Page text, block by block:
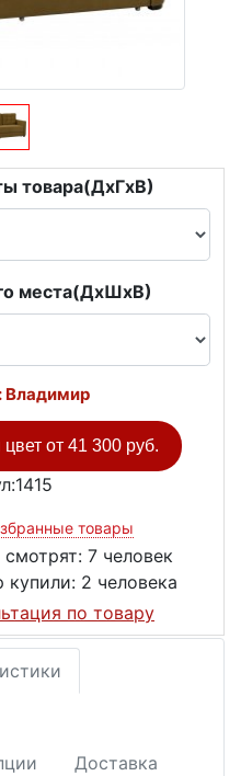
товара(ДxГxВ)
места(ДxШxВ)
Владимир
от 41 300 руб.
товары
смотрят: 7 человек
купили: 2 человека
по товару
Доставка